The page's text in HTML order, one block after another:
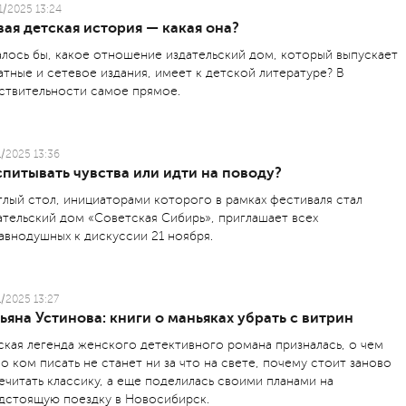
2025 13:24
детская история — какая она?
бы, какое отношение издательский дом, который выпускает
и сетевое издания, имеет к детской литературе? В
самое прямое.
2025 13:36
чувства или идти на поводу?
стол, инициаторами которого в рамках фестиваля стал
дом «Советская Сибирь», приглашает всех
к дискуссии 21 ноября.
2025 13:27
Устинова: книги о маньяках убрать с витрин
легенда женского детективного романа призналась, о чем
ком писать не станет ни за что на свете, почему стоит заново
классику, а еще поделилась своими планами на
поездку в Новосибирск.